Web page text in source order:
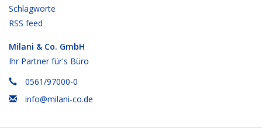
Schlagworte
RSS feed
Milani & Co. GmbH
Ihr Partner für's Büro
0561/97000-0
info@milani-co.de